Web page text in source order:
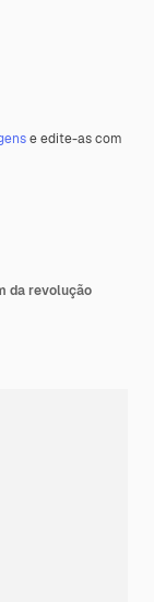
e edite-as com
da revolução